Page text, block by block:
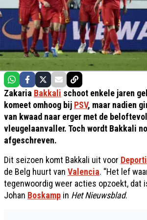
Zakaria Bakkali schoot enkele jaren
komeet omhoog bij PSV, maar nadien
van kwaad naar erger met de
vleugelaanvaller. Toch wordt Bakkali
afgeschreven.
Dit seizoen komt Bakkali uit voor
de Belg huurt van Valencia. “Het lef
tegenwoordig weer acties opzoekt, dat
Johan Boskamp in Het Nieuwsblad.